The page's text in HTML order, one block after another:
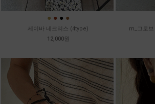
● ● ● ●
세이바 네크리스 (4type)
12,000원
m_그로